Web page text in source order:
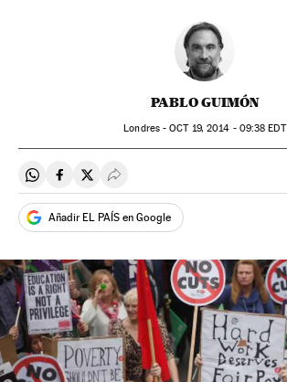
PABLO GUIMÓN
Londres -OCT19, 2014 - 09:38 EDT
Compartir en Whatsapp
Compartir en Facebook
Compartir en Twitter
Desplegar Redes Sociales
Añadir EL PAÍS en Google